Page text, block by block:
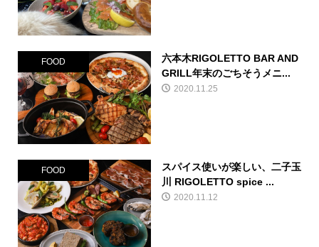
FOOD
六本木RIGOLETTO BAR AND
GRILL年末のごちそうメニ...
2020.11.25
FOOD
スパイス使いが楽しい、二子玉
川 RIGOLETTO spice ...
2020.11.12